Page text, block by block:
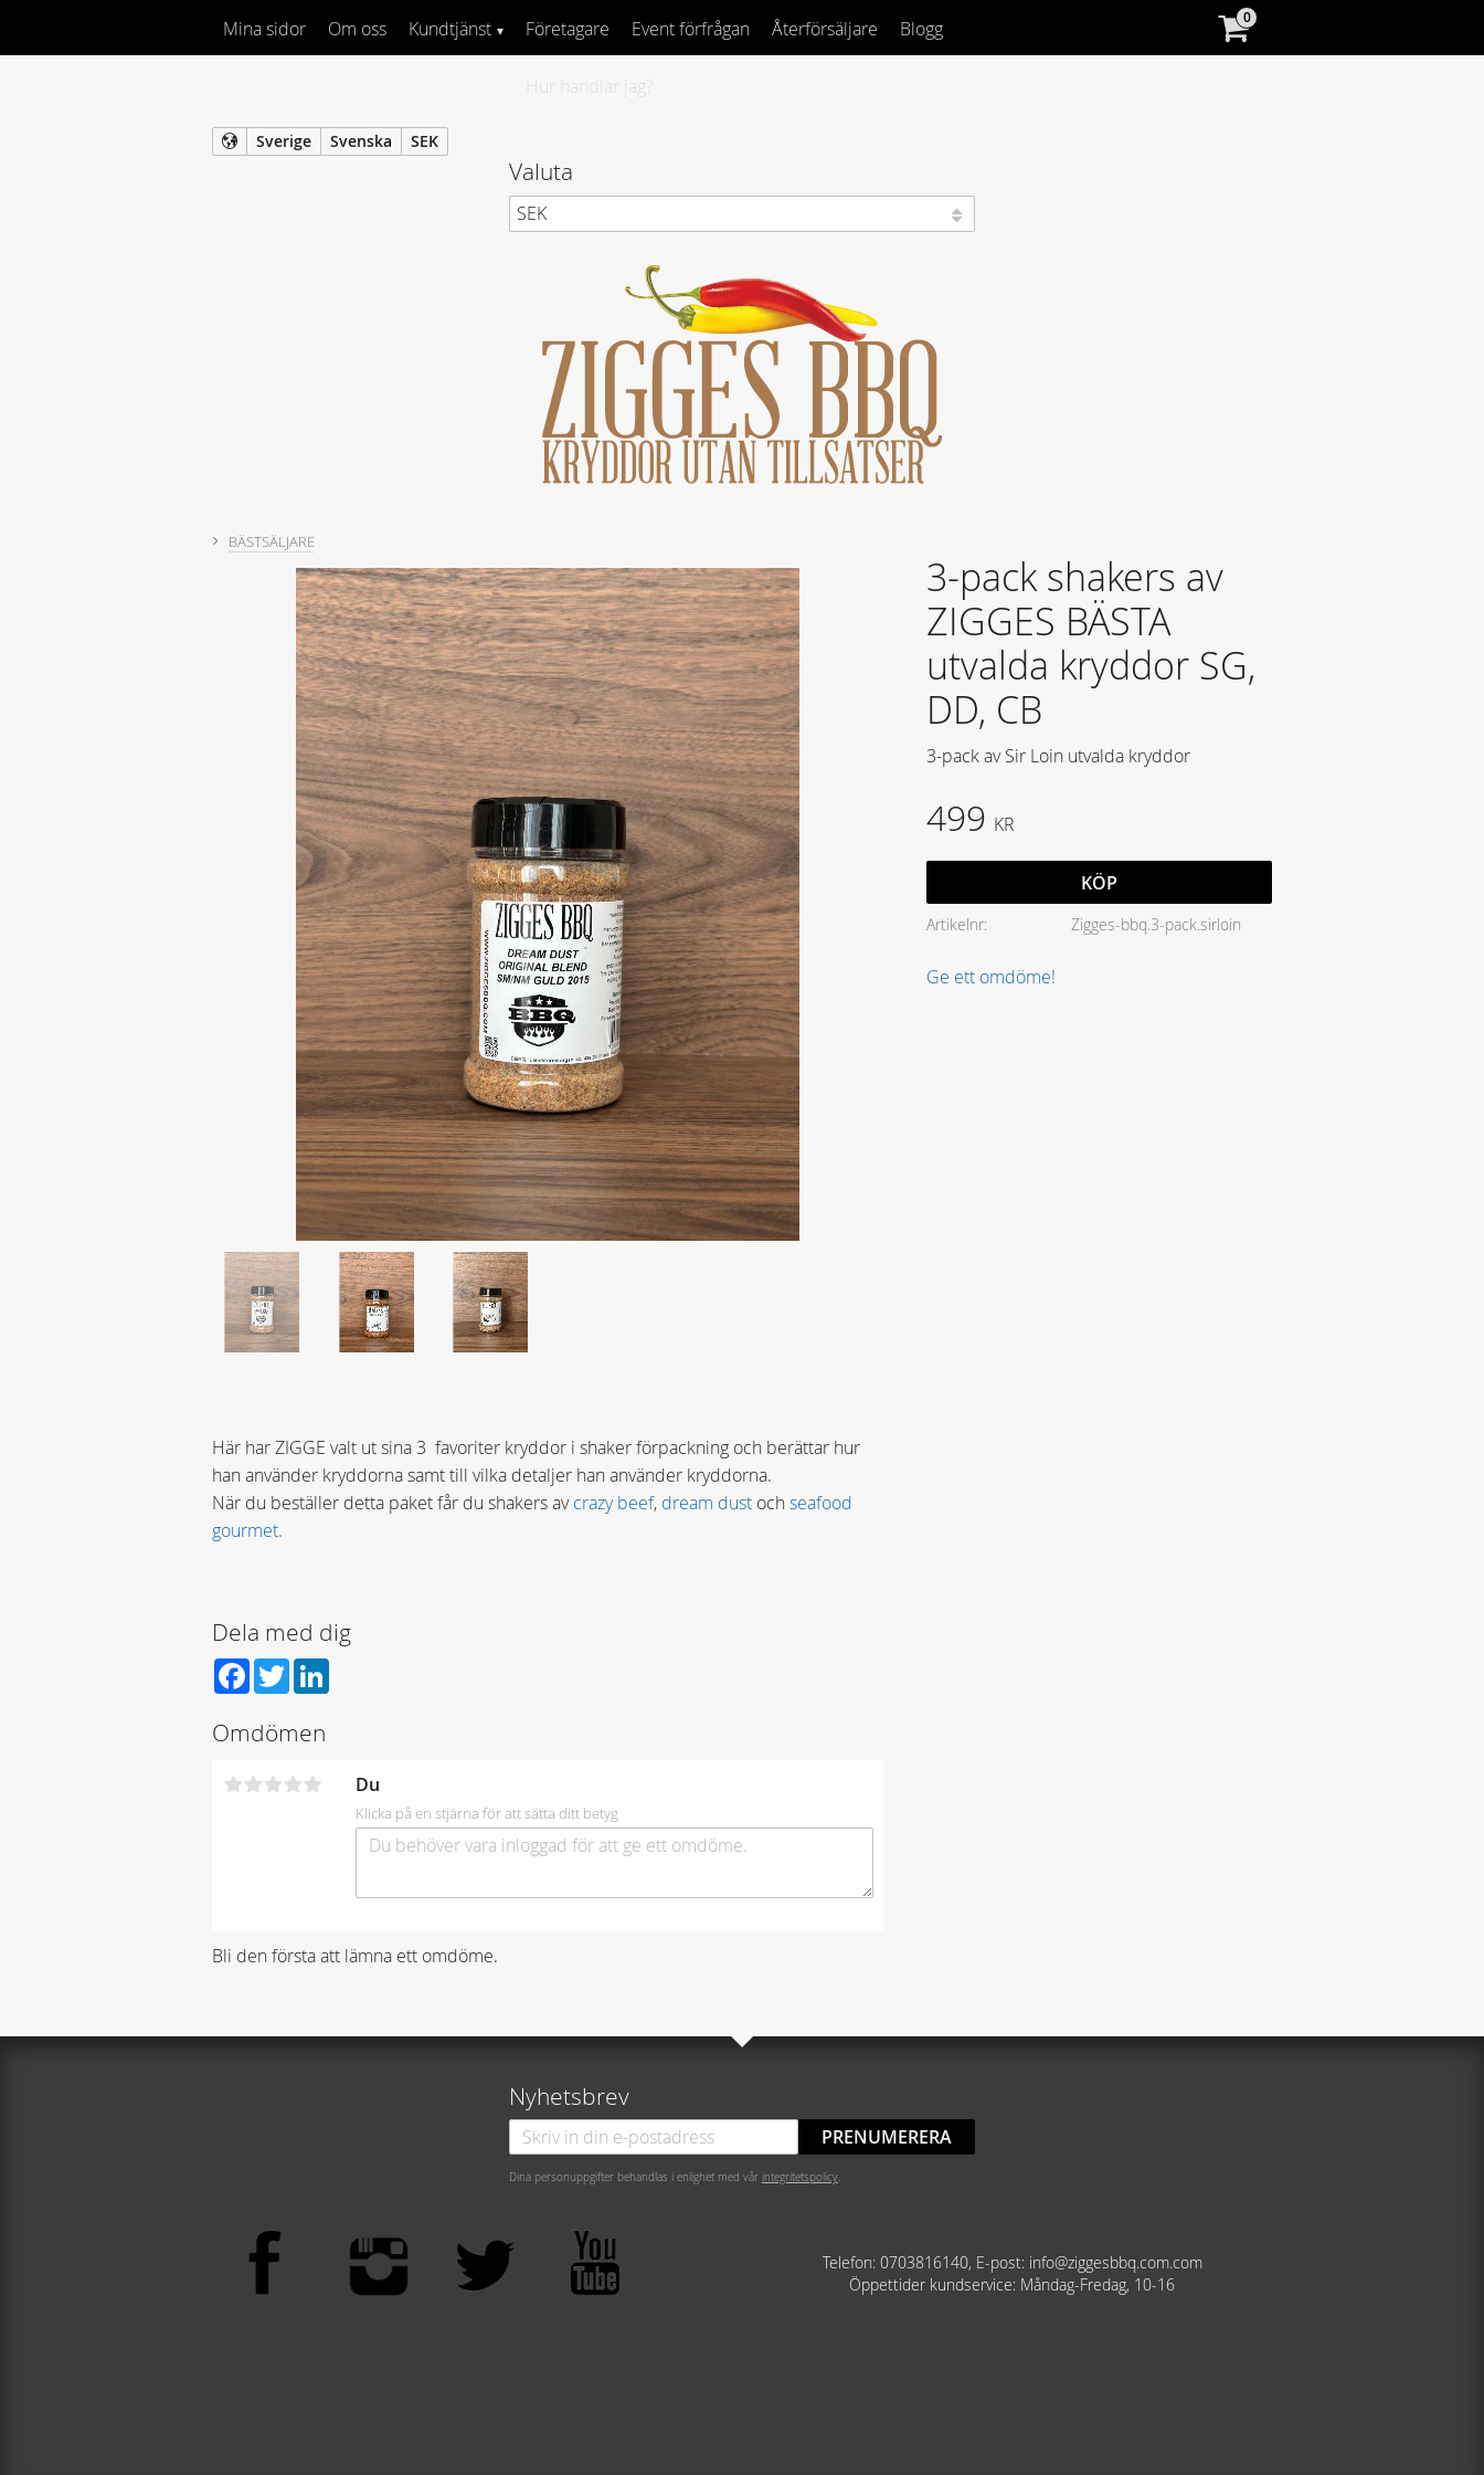
Sverige Svenska SEK
Valuta
Mina sidor Om oss Kundtjänst Företagare Event förfrågan Återförsäljare Blogg
Hur handlar jag?
BÄSTSÄLJARE
3-pack shakers av
ZIGGES BÄSTA
utvalda kryddor SG,
DD, CB
​3-pack av Sir Loin utvalda kryddor
499 KR
KÖP
Artikelnr Zigges-bbq.3-pack.sirloin
Ge ett omdöme!
Här har ZIGGE valt ut sina 3 favoriter kryddor i shaker förpackning och berättar hur
han använder kryddorna samt till vilka detaljer han använder kryddorna.
När du beställer detta paket får du shakers avcrazy beef, dream dust ochseafood
gourmet.
Dela med dig
Facebook
Twitter
Omdömen
Du
Klicka på en stjärna för att sätta ditt betyg
Bli den första att lämna ett omdöme.
Nyhetsbrev
PRENUMERERA
Dina personuppgifter behandlas i enlighet med vår integritetspolicy.
Telefon: 0703816140, E-post: info@ziggesbbq.com.com
Öppettider kundservice: Måndag-Fredag, 10-16